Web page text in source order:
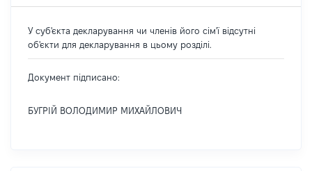
У суб'єкта декларування чи членів його сім'ї відсутні
об'єкти для декларування в цьому розділі.
Документ підписано:
БУГРІЙ ВОЛОДИМИР МИХАЙЛОВИЧ